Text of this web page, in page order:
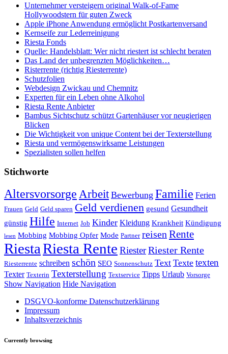
Unternehmer versteigern original Walk-of-Fame
Hollywoodstern für guten Zweck
Apple iPhone Anwendung ermöglicht Postkartenversand
Kernseife zur Lederreinigung
Riesta Fonds
Quelle: Handelsblatt: Wer nicht riestert ist schlecht beraten
Das Land der unbegrenzten Möglichkeiten…
Risterrente (richtig Riesterrente)
Schutzfolien
Webdesign Zwickau und Chemnitz
Experten für ein Leben ohne Alkohol
Riesta Rente Anbieter
Bambus Sichtschutz schützt Gartenhäuser vor neugierigen
Blicken
Die Wichtigkeit von unique Content bei der Texterstellung
Riesta und vermögenswirksame Leistungen
Spezialisten sollen helfen
Stichworte
Altersvorsorge Arbeit Bewerbung Familie Ferien
Frauen Geld Geld sparen Geld verdienen gesund Gesundheit
günstig Hilfe Internet Job Kinder Kleidung Krankheit Kündigung
lesen Mobbing Mobbing Opfer Mode Partner reisen Rente
RiestaRiesta Rente RiesterRiester Rente
Riesterrente schreiben schön SEO Sonnenschutz Text Texte texten
Texter Texterin Texterstellung Textservice Tipps Urlaub Vorsorge
Show Navigation Hide Navigation
DSGVO-konforme Datenschutzerklärung
Impressum
Inhaltsverzeichnis
Currently browsing